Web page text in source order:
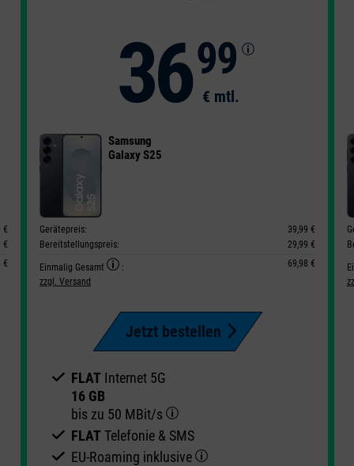
€
€
€
3699
€ mtl.
Samsung
Galaxy S25
Gerätepreis:
39,99 €
Bereitstellungspreis:
29,99 €
Einmalig Gesamt :
69,98 €
zzgl. Versand
Jetzt bestellen
FLAT Internet 5G
16 GB
bis zu 50 MBit/s
FLATTelefonie & SMS
EU-Roaming inklusive